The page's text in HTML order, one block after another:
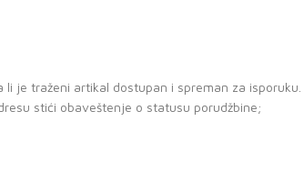
je traženi artikal dostupan i spreman za isporuku.
stići obaveštenje o statusu porudžbine;